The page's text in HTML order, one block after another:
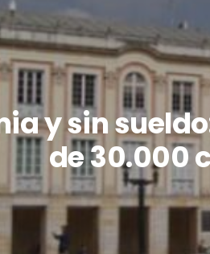
y sin
de 30.000